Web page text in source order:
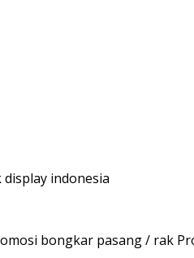
indonesia
bongkar pasang / rak